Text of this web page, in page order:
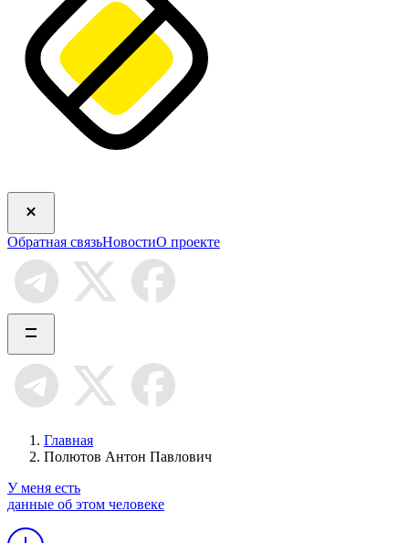
Обратная связьНовостиО проекте
Главная
Полютов Антон Павлович
У меня есть
данные об этом человеке